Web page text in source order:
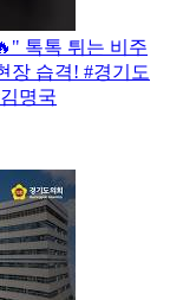
톡톡 튀는 비주
장 습격! #경기도
명국